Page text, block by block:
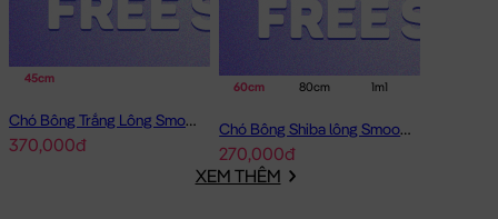
45cm
Chó Bông Trắng Lông Smooth Bobova
370,000đ
60cm 80cm 1m1
Chó Bông Shiba lông Smooth Gối Ôm Dài
270,000đ
XEM THÊM